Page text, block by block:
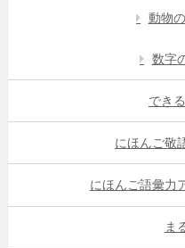
動物
数字
でき
にほんご敬
にほんご語彙力
ま